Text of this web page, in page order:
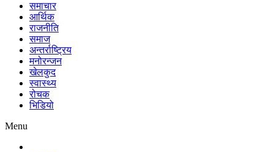
समाचार
आर्थिक
राजनीति
समाज
अन्तर्राष्ट्रिय
मनोरन्जन
खेलकुद
स्वास्थ्य
रोचक
भिडियो
Menu